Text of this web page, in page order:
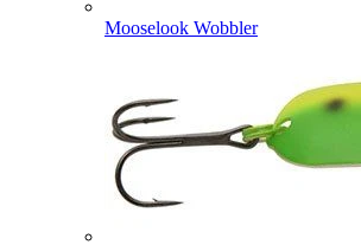
Mooselook Wobbler